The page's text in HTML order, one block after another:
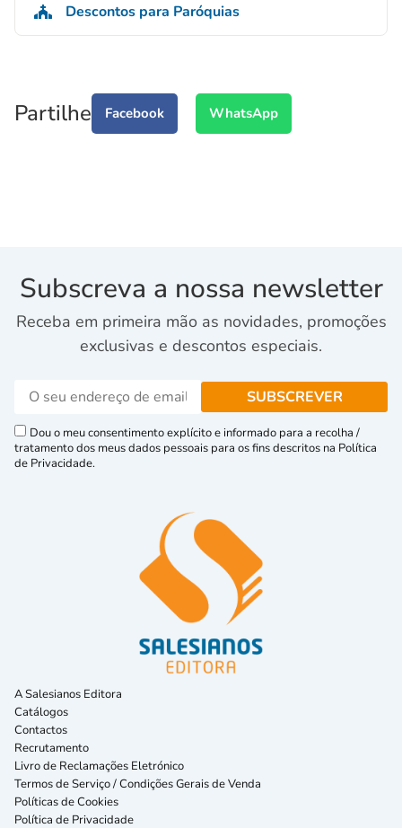
Descontos para Paróquias
Partilhe Facebook WhatsApp
Subscreva a nossa newsletter
Receba em primeira mão as novidades, promoções
exclusivas e descontos especiais.
Dou o meu consentimento explícito e informado para a recolha /
tratamento dos meus dados pessoais para os fins descritos na Política
de Privacidade.
A Salesianos Editora
Catálogos
Contactos
Recrutamento
Livro de Reclamações Eletrónico
Termos de Serviço / Condições Gerais de Venda
Políticas de Cookies
Política de Privacidade